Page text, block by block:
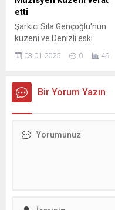
etti
Şarkıcı Sıla Gençoğlu'nun
kuzeni ve Denizli eski
Gençoğlu'nun torunu olan
52 yaşında hayatını kaybetti.
03.01.2025 0 49
Bir Yorum Yazın